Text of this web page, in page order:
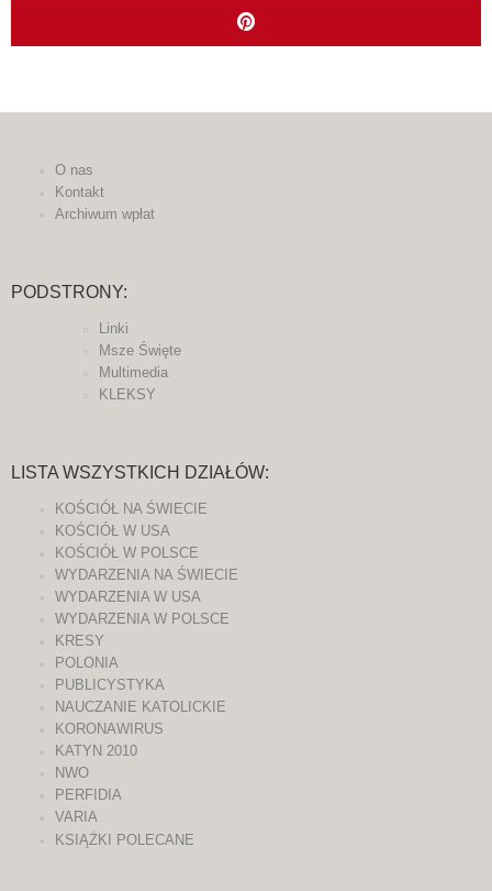
O nas
Kontakt
Archiwum wpłat
PODSTRONY:
Linki
Msze Święte
Multimedia
KLEKSY
LISTA WSZYSTKICH DZIAŁÓW:
KOŚCIÓŁ NA ŚWIECIE
KOŚCIÓŁ W USA
KOŚCIÓŁ W POLSCE
WYDARZENIA NA ŚWIECIE
WYDARZENIA W USA
WYDARZENIA W POLSCE
KRESY
POLONIA
PUBLICYSTYKA
NAUCZANIE KATOLICKIE
KORONAWIRUS
KATYN 2010
NWO
PERFIDIA
VARIA
KSIĄŻKI POLECANE